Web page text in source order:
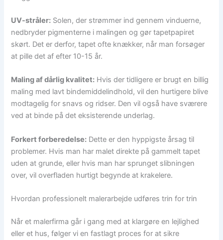
UV-stråler: Solen, der strømmer ind gennem vinduerne,
nedbryder pigmenterne i malingen og gør tapetpapiret
skørt. Det er derfor, tapet ofte knækker, når man forsøger
at pille det af efter 10-15 år.
Maling af dårlig kvalitet: Hvis der tidligere er brugt en billig
maling med lavt bindemiddelindhold, vil den hurtigere blive
modtagelig for snavs og ridser. Den vil også have sværere
ved at binde på det eksisterende underlag.
Forkert forberedelse: Dette er den hyppigste årsag til
problemer. Hvis man har malet direkte på gammelt tapet
uden at grunde, eller hvis man har sprunget slibningen
over, vil overfladen hurtigt begynde at krakelere.
Hvordan professionelt malerarbejde udføres trin for trin
Når et malerfirma går i gang med at klargøre en lejlighed
eller et hus, følger vi en fastlagt proces for at sikre